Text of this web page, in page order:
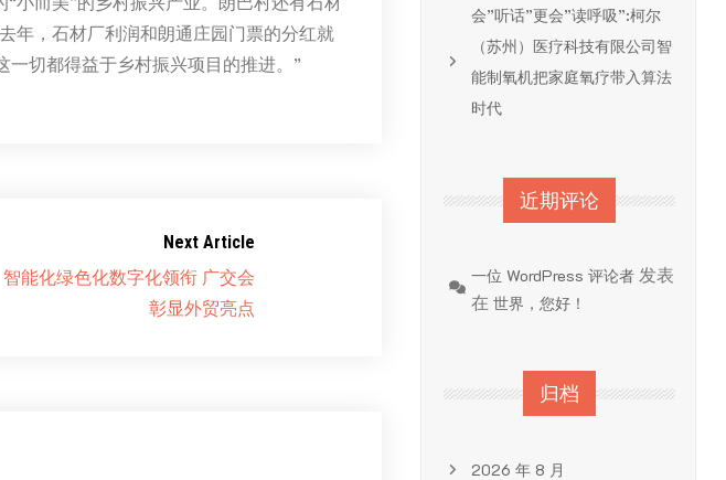
年，石材厂利润和朗通庄园门票的分红就
切都得益于乡村振兴项目的推进。”
Next Article
智能化绿色化数字化领衔 广交会
彰显外贸亮点
会”听话”更会”读呼吸”:柯尔
（苏州）医疗科技有限公司智
能制氧机把家庭氧疗带入算法
时代
近期评论
一位 WordPress 评论者 发表
在世界，您好！
归档
2026 年 8 月